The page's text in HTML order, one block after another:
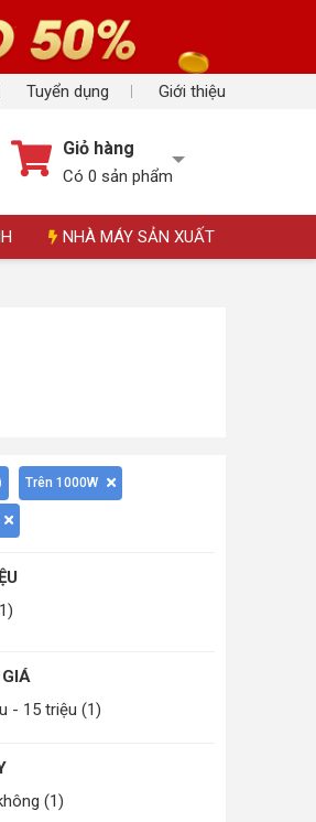
Tuyển dụng Giới thiệu
Giỏ hàng
Có 0 sản phẩm
NHÀ MÁY SẢN XUẤT
Trên 1000W
- 15 triệu (1)
(1)